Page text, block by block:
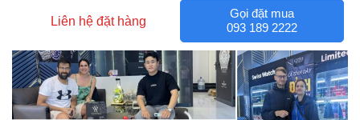
Liên hệ đặt hàng
Gọi đặt mua
093 189 2222